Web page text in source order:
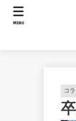
MENU
コ